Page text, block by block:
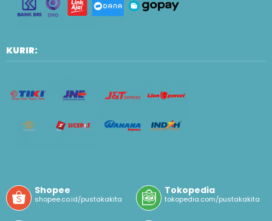
KURIR:
Shopee
shopee.co.id/pustakakita
Tokopedia
tokopedia.com/pustakakita